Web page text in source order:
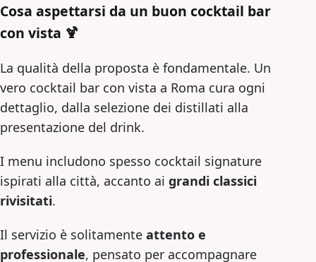
Cosa aspettarsi da un buon cocktail bar
con vista 🍹
La qualità della proposta è fondamentale. Un
vero cocktail bar con vista a Roma cura ogni
dettaglio, dalla selezione dei distillati alla
presentazione del drink.
I menu includono spesso cocktail signature
ispirati alla città, accanto ai grandi classici
rivisitati.
Il servizio è solitamente attento e
professionale, pensato per accompagnare